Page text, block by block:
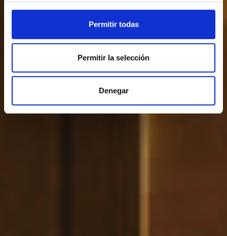
Permitir todas
Permitir la selección
Denegar